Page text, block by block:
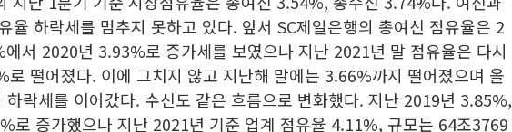
율 하락세를 멈추지 못하고 있다. 앞서 SC제일은행의 총여신 점유율은 2
서 2020년 3.93%로 증가세를 보였으나 지난 2021년 말 점유율은 다시
로 떨어졌다. 이에 그치지 않고 지난해 말에는 3.66%까지 떨어졌으며 올
하락세를 이어갔다. 수신도 같은 흐름으로 변화했다. 지난 2019년 3.85%,
로 증가했으나 지난 2021년 기준 업계 점유율 4.11%, 규모는 64조3769